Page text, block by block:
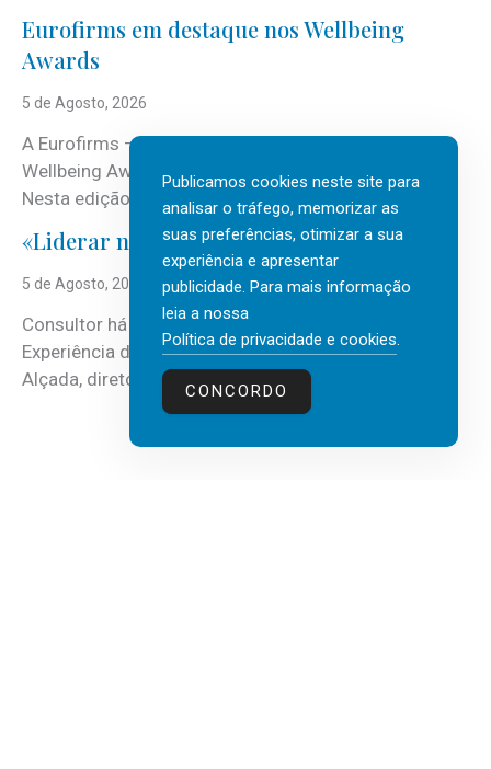
Eurofirms em destaque nos Wellbeing
Awards
5 de Agosto, 2026
A Eurofirms – People first está de regresso aos
Wellbeing Awards, integrando o Top Wellbeing 2026.
Nesta edição, a multinacional...
«Liderar não é um talento místico.»
5 de Agosto, 2026
Consultor há mais de três décadas nas áreas de
Experiência do Cliente, Vendas e Liderança, Manuel
Alçada, diretor executivo da...
Publicamos cookies neste site para
analisar o tráfego, memorizar as
suas preferências, otimizar a sua
experiência e apresentar
publicidade. Para mais informação
leia a nossa
Política de privacidade e cookies.
CONCORDO